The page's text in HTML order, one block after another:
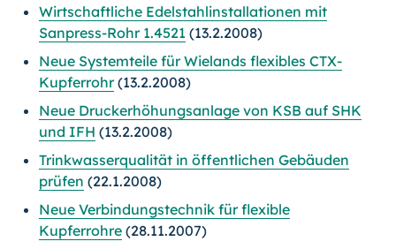
Wirtschaftliche Edelstahlinstallationen mit
Sanpress-Rohr 1.4521 (13.2.2008)
Neue Systemteile für Wielands flexibles CTX-
Kupferrohr(13.2.2008)
Neue Druckerhöhungsanlage von KSB auf SHK
und IFH (13.2.2008)
Trinkwasserqualität in öffentlichen Gebäuden
prüfen (22.1.2008)
Neue Verbindungstechnik für flexible
Kupferrohre (28.11.2007)